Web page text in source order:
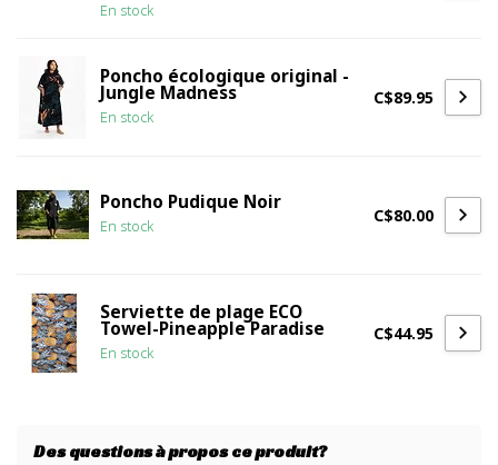
En stock
Poncho écologique original -
Jungle Madness
En stock
C$89.95
Poncho Pudique Noir
En stock
C$80.00
Serviette de plage ECO
Towel-Pineapple Paradise
En stock
C$44.95
Des questions à propos ce produit?